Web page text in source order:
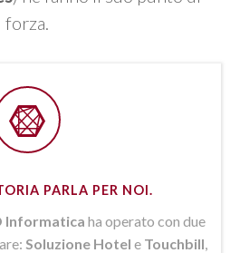
forza.
PARLA PER NOI.
Informatica ha operato con due
Soluzione Hotel e Touchbill